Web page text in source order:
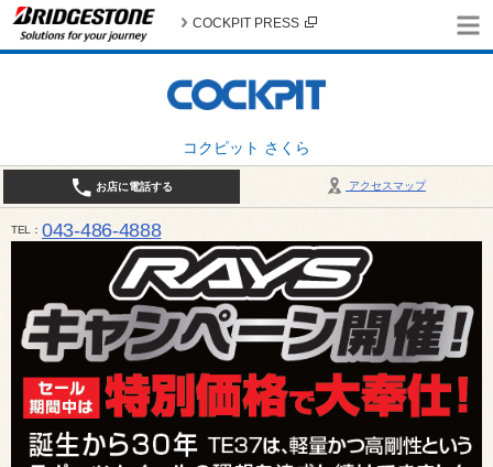
コクピット さくら
COCKPIT PRESS
アクセスマップ
お店に電話する
TEL 043-486-4888
平日9:30～18:30 日・祝日10:00～18:00 最終作業受付：平日18:00 日・祝日17:00 / 定休日：